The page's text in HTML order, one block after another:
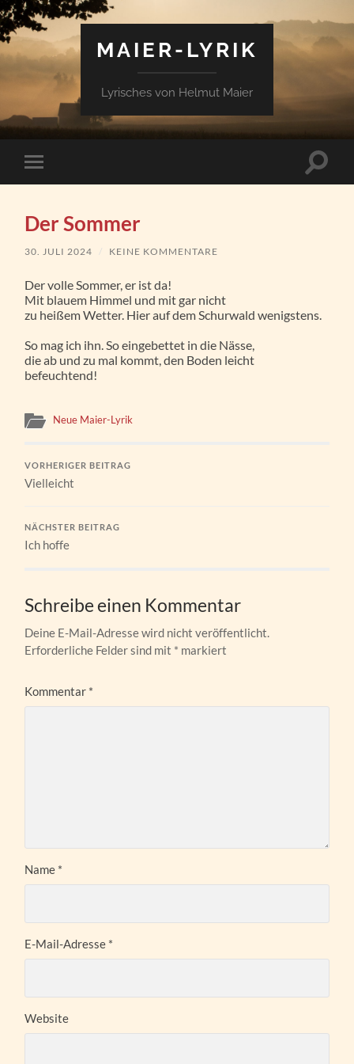
MAIER-LYRIK
Lyrisches von Helmut Maier
Mobile-
Menü
Der Sommer
30. JULI 2024 / KEINE KOMMENTARE
Der volle Sommer, er ist da!
Mit blauem Himmel und mit gar nicht
zu heißem Wetter. Hier auf dem Schurwald wenigstens.
So mag ich ihn. So eingebettet in die Nässe,
die ab und zu mal kommt, den Boden leicht
befeuchtend!
Neue Maier-Lyrik
VORHERIGER BEITRAG
Vielleicht
NÄCHSTER BEITRAG
Ich hoffe
Schreibe einen Kommentar
Deine E-Mail-Adresse wird nicht veröffentlicht.
Erforderliche Felder sind mit * markiert
Kommentar *
Name *
E-Mail-Adresse *
Website